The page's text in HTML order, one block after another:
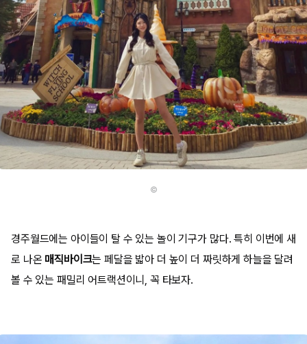
©
경주월드에는 아이들이 탈 수 있는 놀이 기구가 많다. 특히 이번에 새
로 나온 매직바이크는 페달을 밟아 더 높이 더 짜릿하게 하늘을 달려
볼 수 있는 패밀리 어트랙션이니, 꼭 타보자.